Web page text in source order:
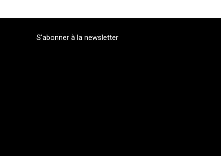
S'abonner à la newsletter